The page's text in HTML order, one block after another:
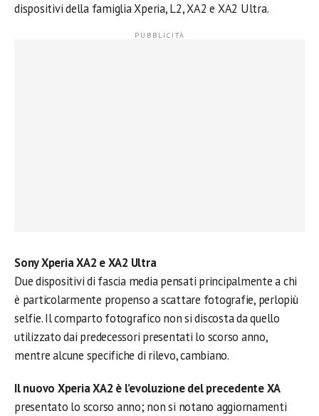
dispositivi della famiglia Xperia, L2, XA2 e XA2 Ultra.
Sony Xperia XA2 e XA2 Ultra
Due dispositivi di fascia media pensati principalmente a chi
è particolarmente propenso a scattare fotografie, perlopiù
selfie. Il comparto fotografico non si discosta da quello
utilizzato dai predecessori presentati lo scorso anno,
mentre alcune specifiche di rilevo, cambiano.
Il nuovo Xperia XA2 è l’evoluzione del precedente XA
presentato lo scorso anno; non si notano aggiornamenti